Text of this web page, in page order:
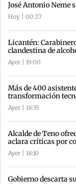
José Antonio Neme
Hoy | 00:27
Licantén:
clandestina de
Ayer | 19:00
Más de 400
transformación
Ayer | 18:35
Alcalde de Teno
aclara críticas por
Ayer | 18:10
Gobierno descarta